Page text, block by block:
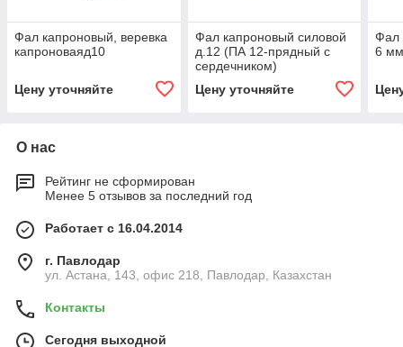
Фал капроновый, веревка
капроноваяд10
Цену уточняйте
Фал капроновый силовой
д.12 (ПА 12-прядный с
сердечником)
Цену уточняйте
Фал
6
О нас
Рейтинг не сформирован
Менее 5 отзывов за последний год
Работает с 16.04.2014
г. Павлодар
ул. Астана, 143, офис 218, Павлодар, Казахстан
Контакты
Сегодня выходной